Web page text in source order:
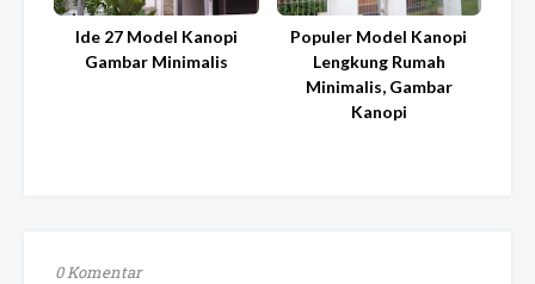
Ide 27 Model Kanopi
Gambar Minimalis
Populer Model Kanopi
Lengkung Rumah
Minimalis, Gambar
Kanopi
0 Komentar